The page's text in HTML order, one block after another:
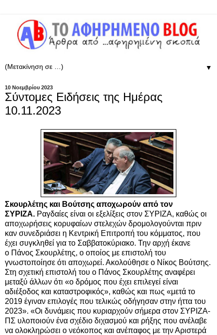
▼
10 Νοεμβρίου 2023
Σύντομες Ειδήσεις της Ημέρας
10.11.2023
Σκουρλέτης και Βούτσης αποχωρούν από τον
ΣΥΡΙΖΑ. Ραγδαίες είναι οι εξελίξεις στον ΣΥΡΙΖΑ, καθώς οι
αποχωρήσεις κορυφαίων στελεχών δρομολογούνται πριν
καν συνεδριάσει η Κεντρική Επιτροπή του κόμματος, που
έχει συγκληθεί για το Σαββατοκύριακο. Την αρχή έκανε
ο Πάνος Σκουρλέτης, ο οποίος με επιστολή του
γνωστοποίησε ότι αποχωρεί. Ακολούθησε ο Νίκος Βούτσης.
Στη σχετική επιστολή του ο Πάνος Σκουρλέτης αναφέρει
μεταξύ άλλων ότι «ο δρόμος που έχει επιλεγεί είναι
αδιέξοδος και καταστροφικός», καθώς και πως «μετά το
2019 έγιναν επιλογές που τελικώς οδήγησαν στην ήττα του
2023». «Οι δυνάμεις που κυριαρχούν σήμερα στον ΣΥΡΙΖΑ-
ΠΣ υλοποιούν ένα σχέδιο διχασμού και ρήξης που ανέλαβε
να ολοκληρώσει ο νεόκοπος και ανέπαφος με την Αριστερά